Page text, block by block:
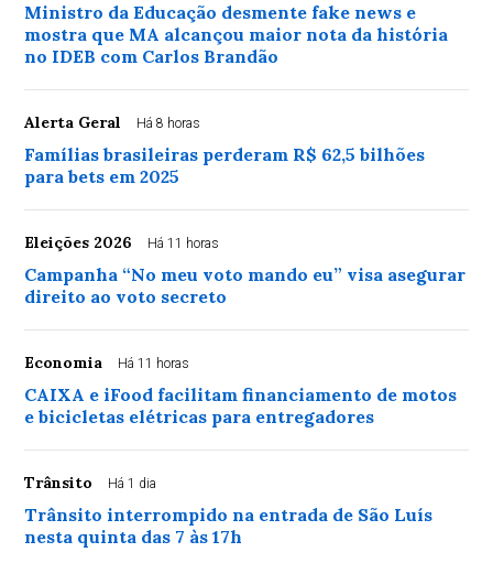
Ministro da Educação desmente fake news e
mostra que MA alcançou maior nota da história
no IDEB com Carlos Brandão
Alerta Geral Há 8 horas
Famílias brasileiras perderam R$ 62,5 bilhões
para bets em 2025
Eleições 2026 Há 11 horas
Campanha “No meu voto mando eu” visa asegurar
direito ao voto secreto
Economia Há 11 horas
CAIXA e iFood facilitam financiamento de motos
e bicicletas elétricas para entregadores
Trânsito Há 1 dia
Trânsito interrompido na entrada de São Luís
nesta quinta das 7 às 17h